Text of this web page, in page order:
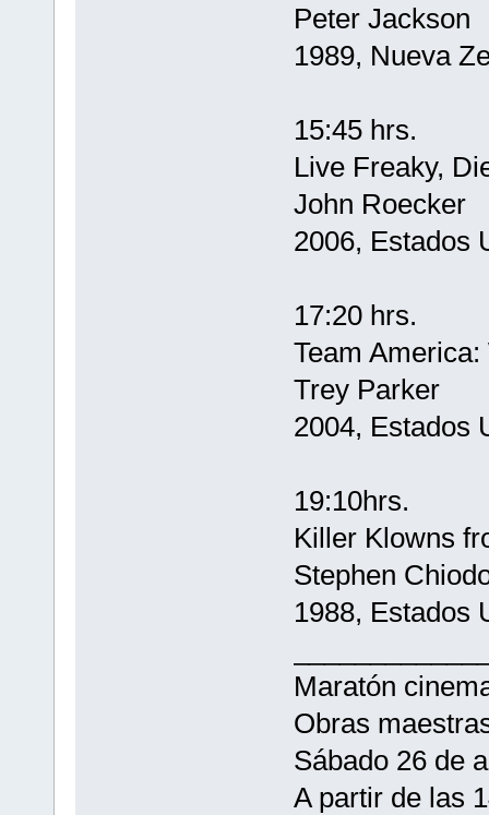
Peter Jackson
1989, Nueva
15:45 hrs.
Live Freaky,
John Roecker
2006, Estados
17:20 hrs.
Team
Trey Parker
2004, Estados
19:10hrs.
Killer Klowns
Stephen
1988, Estados
Maratón
Obras
Sábado 26 de
A partir de las